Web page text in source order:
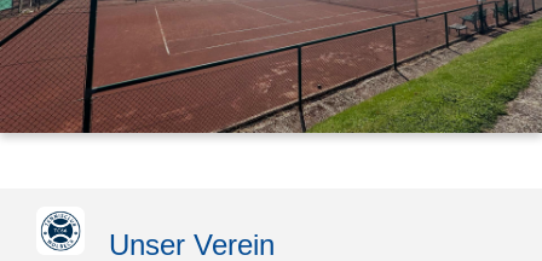
Vorstand
Training
Mannschaften
"Jetzt Mitglied werden"
Unser Verein